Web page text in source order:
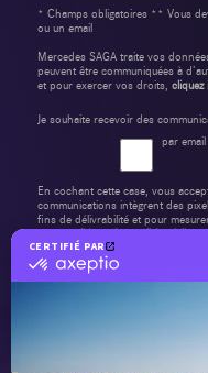
CERTIFIÉ PAR
certifié
* Champs obligatoires ** Vous
ou un email
Mercedes SAGA traite vos
peuvent être communiquées à
et pour exercer vos droits, cliquez
Je souhaite recevoir des
par email
En cochant cette case, vous
communications intègrent des
fins de délivrabilité et pour
notrepolitique de confidentialité.